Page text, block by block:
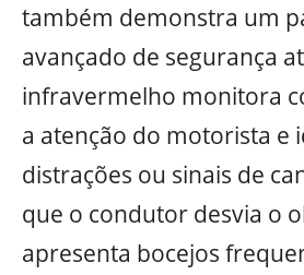
também demonstra um
avançado de segurança
infravermelho monitora
a atenção do motorista e
distrações ou sinais de
que o condutor desvia o
apresenta bocejos